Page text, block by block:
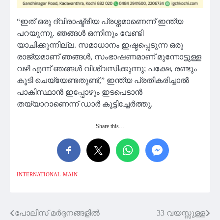
“ഇത് ഒരു ദ്വിരാഷ്ട്രീയ പ്രശ്നമാണെന്ന് ഇന്ത്യ
പറയുന്നു. ഞങ്ങൾ ഒന്നിനും വേണ്ടി
യാചിക്കുന്നില്ല. സമാധാനം ഇഷ്ടപ്പെടുന്ന ഒരു
രാജ്യമാണ് ഞങ്ങൾ, സംഭാഷണമാണ് മുന്നോട്ടുള്ള
വഴി എന്ന് ഞങ്ങൾ വിശ്വസിക്കുന്നു; പക്ഷേ, രണ്ടും
കൂടി ചെയ്യേണ്ടതുണ്ട്,” ഇന്ത്യ പ്രതികരിച്ചാൽ
പാകിസ്ഥാൻ ഇപ്പോഴും ഇടപെടാൻ
തയ്യാറാണെന്ന് ഡാർ കൂട്ടിച്ചേർത്തു.
Share this…
INTERNATIONAL MAIN
Post
പോലീസ് മർദ്ദനങ്ങളിൽ
33 വയസ്സുള്ള